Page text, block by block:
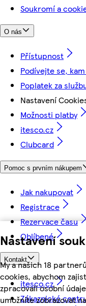
Nastavení
My a našich 18
cookies, abychom
zpracovali osobní
umožníte zobrazovat
Soukromí a
O nás
Přístupnost
Podívejte se,
Poplatek za
Nastavení
Možnosti platby
itesco.cz
Clubcard
Pomoc s prvním nákupem
Jak nakupovat
Registrace
Rezervace času
Oblíbené
Kontakt
itesco.cz
Zákaznické